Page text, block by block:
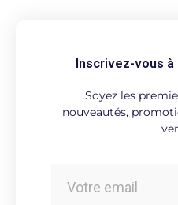
Inscrivez-vous
Soyez les
nouveautés,